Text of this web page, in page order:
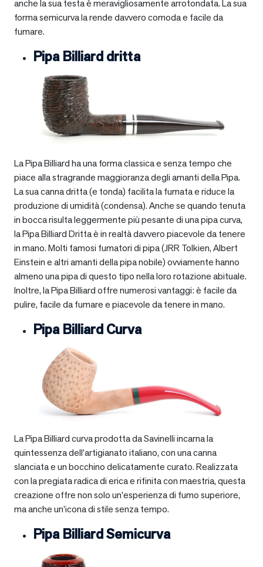
anche la sua testa è meravigliosamente arrotondata. La sua
forma semicurva la rende davvero comoda e facile da
fumare.
Pipa Billiard dritta
La Pipa Billiard ha una forma classica e senza tempo che
piace alla stragrande maggioranza degli amanti della Pipa.
La sua canna dritta (e tonda) facilita la fumata e riduce la
produzione di umidità (condensa). Anche se quando tenuta
in bocca risulta leggermente più pesante di una pipa curva,
la Pipa Billiard Dritta è in realtà davvero piacevole da tenere
in mano. Molti famosi fumatori di pipa (JRR Tolkien, Albert
Einstein e altri amanti della pipa nobile) ovviamente hanno
almeno una pipa di questo tipo nella loro rotazione abituale.
Inoltre, la Pipa Billiard offre numerosi vantaggi: è facile da
pulire, facile da fumare e piacevole da tenere in mano.
Pipa Billiard Curva
La Pipa Billiard curva prodotta da Savinelli incarna la
quintessenza dell’artigianato italiano, con una canna
slanciata e un bocchino delicatamente curato. Realizzata
con la pregiata radica di erica e rifinita con maestria, questa
creazione offre non solo un’esperienza di fumo superiore,
ma anche un’icona di stile senza tempo.
Pipa Billiard Semicurva